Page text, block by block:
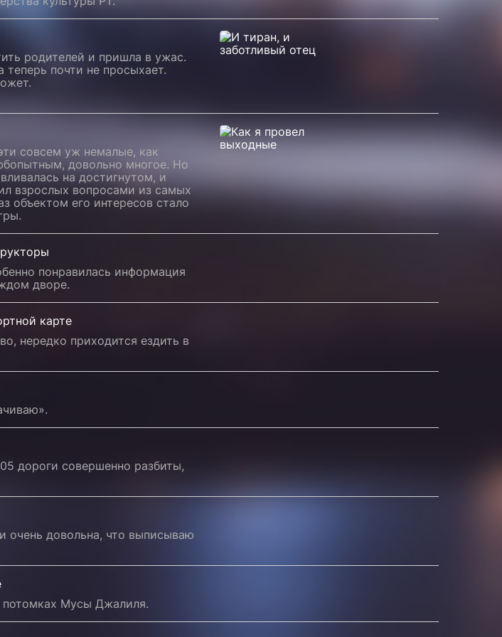
родителей и пришла в ужас.
почти не просыхает.
совсем уж немалые, как
довольно многое. Но
на достигнутом, и
взрослых вопросами из самых
объектом его интересов стало
понравилась информация
дворе.
карте
нередко приходится ездить в
дороги совершенно разбиты,
очень довольна, что выписываю
потомках Мусы Джалиля.